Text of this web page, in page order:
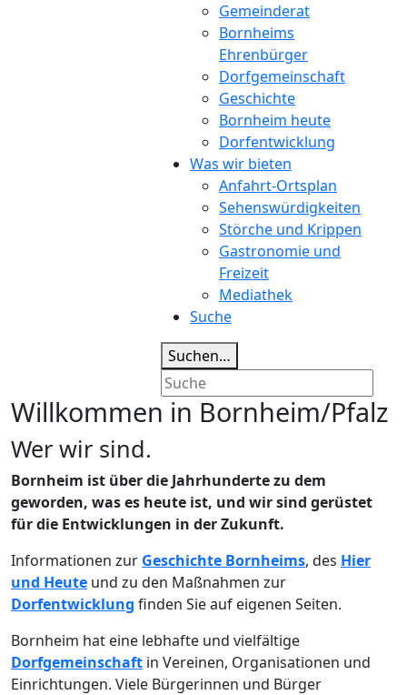
Gemeinderat
Bornheims
Ehrenbürger
Dorfgemeinschaft
Geschichte
Bornheim heute
Dorfentwicklung
Was wir bieten
Anfahrt-Ortsplan
Sehenswürdigkeiten
Störche und Krippen
Gastronomie und
Freizeit
Mediathek
Suche
Suchen…
Willkommen in Bornheim/Pfalz
Wer wir sind.
Bornheim ist über die Jahrhunderte zu dem
geworden, was es heute ist, und wir sind gerüstet
für die Entwicklungen in der Zukunft.
Informationen zur Geschichte Bornheims, des Hier
und Heute und zu den Maßnahmen zur
Dorfentwicklung finden Sie auf eigenen Seiten.
Bornheim hat eine lebhafte und vielfältige
Dorfgemeinschaft in Vereinen, Organisationen und
Einrichtungen. Viele Bürgerinnen und Bürger